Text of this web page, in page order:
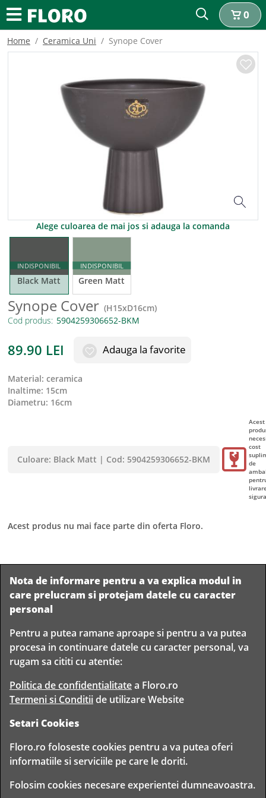
0
Home Ceramica Uni Synope Cover
Alege culoarea de mai jos si adauga la comanda
Black Matt
INDISPONIBIL
Green Matt
INDISPONIBIL
Synope Cover (H15xD16cm)
Cod produs:
89.90 LEI Adauga la favorite
material: ceramica
inaltime: 15cm
diametru: 16cm
Culoare: Black Matt | Cod: 5904259306652-BKM
Acest
cost
de
Acest produs nu mai face parte din oferta Floro.
Livrare
rapida
Livram in
orice
Romania
Garantam
TIMP PENTRU
FLORISTI
Copyright © 2020 Toate drepturile rezervate
FLORO CLUB FLORIST S.R.L. - CUI 30314943
Nota de informare pentru a va explica modul in
care prelucram si protejam datele cu caracter
personal
Pentru a putea ramane aproape si pentru a va putea
procesa in continuare datele cu caracter personal, va
rugam sa cititi cu atentie:
Politica de confidentialitatea Floro.ro
Termeni si Conditiide utilizare Website
Setari Cookies
Floro.ro foloseste cookies pentru a va putea oferi
informatiile si serviciile pe care le doriti.
Folosim cookies necesare experientei dumneavoastra.